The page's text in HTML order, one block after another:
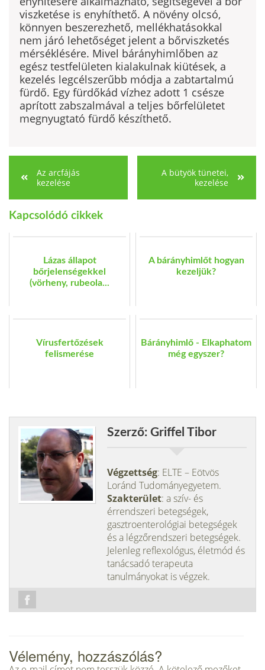
viszketése is enyhíthető. A növény olcsó,
könnyen beszerezhető, mellékhatásokkal
nem járó lehetősé­get jelent a bőrviszketés
mérséklésére. Mivel bárányhimlőben az
egész test­felületen kialakulnak kiütések, a
kezelés legcélszerűbb módja a zabtartal­mú
fürdő. Egy fürdőkád vízhez adott 1 csésze
aprított zabszalmával a teljes bőrfelületet
megnyugtató fürdő készíthető.
Az arcfájás
kezelése
A bütyök tünetei,
kezelése
Kapcsolódó cikkek
Lázas állapot
bőrjelenségekkel
(vörheny, rubeola...
A bárányhimlőt hogyan
kezeljük?
Vírusfertőzések
felismerése
Bárányhimlő - Elkaphatom
még egyszer?
Szerző: Griffel Tibor
Végzettség: ELTE – Eötvös
Loránd Tudományegyetem.
Szakterület: a szív- és
érrendszeri betegségek,
gasztroenterológiai betegségek
és a légzőrendszeri betegségek.
Jelenleg reflexológus, életmód és
tanácsadó terapeuta
tanulmányokat is végzek.
Vélemény, hozzászólás?